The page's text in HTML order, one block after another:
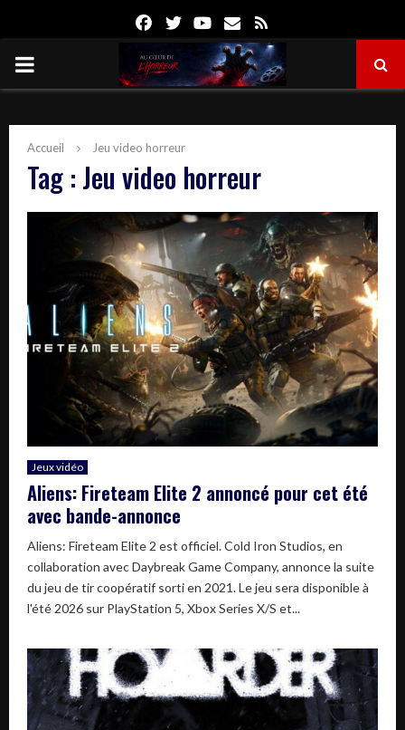
FacebookTwitterYoutube
Email
PRIMARY
Accueil Jeu video horreur
Tag : Jeu video horreur
Jeux vidéo
Aliens: Fireteam Elite 2 annoncé pour cet été
avec bande-annonce
Aliens: Fireteam Elite 2 est officiel. Cold Iron Studios, en
collaboration avec Daybreak Game Company, annonce la suite
du jeu de tir coopératif sorti en 2021. Le jeu sera disponible à
l'été 2026 sur PlayStation 5, Xbox Series X/S et...